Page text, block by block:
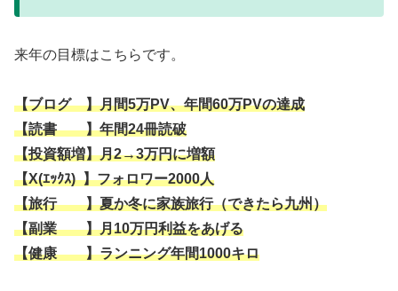
来年の目標はこちらです。
【ブログ 】月間5万PV、年間60万PVの達成
【読書 】年間24冊読破
【投資額増】月2→3万円に増額
【X(ｴｯｸｽ) 】フォロワー2000人
【旅行 】夏か冬に家族旅行（できたら九州）
【副業 】月10万円利益をあげる
【健康 】ランニング年間1000キロ